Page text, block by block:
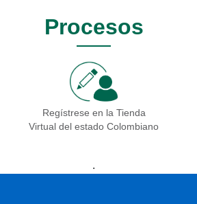
Procesos
Regístrese en la Tienda
Virtual del estado Colombiano
.